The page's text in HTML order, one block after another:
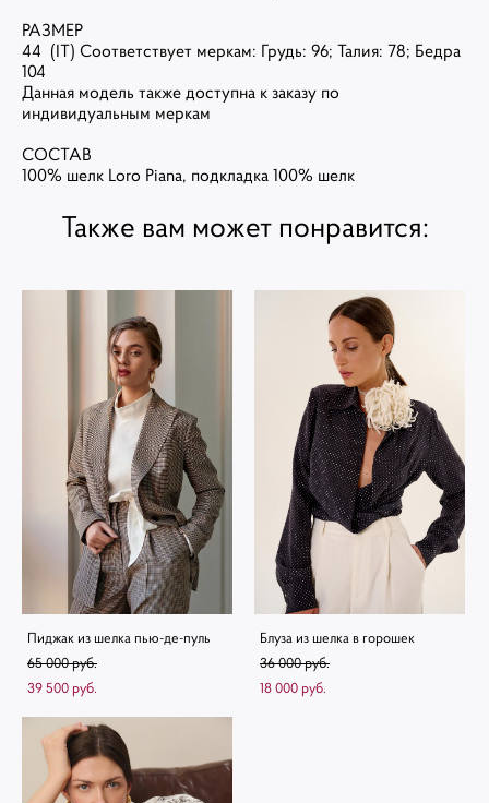
РАЗМЕР
44 (IT) Соответствует меркам: Грудь: 96; Талия: 78; Бедра
104
Данная модель также доступна к заказу по
индивидуальным меркам
СОСТАВ
100% шелк Loro Piana, подкладка 100% шелк
Также вам может понравится:
Пиджак из шелка пью-де-пуль
65 000 pуб.
39 500 pуб.
Блуза из шелка в горошек
36 000 pуб.
18 000 pуб.